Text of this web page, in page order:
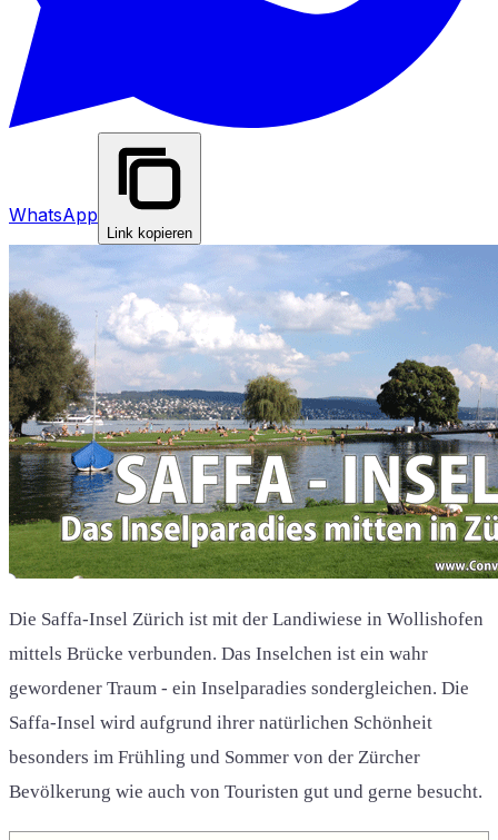
WhatsApp
Link kopieren
Die Saffa-Insel Zürich ist mit der Landiwiese in Wollishofen
mittels Brücke verbunden. Das Inselchen ist ein wahr
gewordener Traum - ein Inselparadies sondergleichen. Die
Saffa-Insel wird aufgrund ihrer natürlichen Schönheit
besonders im Frühling und Sommer von der Zürcher
Bevölkerung wie auch von Touristen gut und gerne besucht.